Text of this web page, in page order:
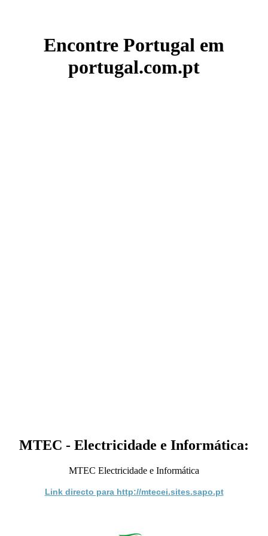
Encontre Portugal em
portugal.com.pt
MTEC - Electricidade e Informática:
MTEC Electricidade e Informática
Link directo para http://mtecei.sites.sapo.pt